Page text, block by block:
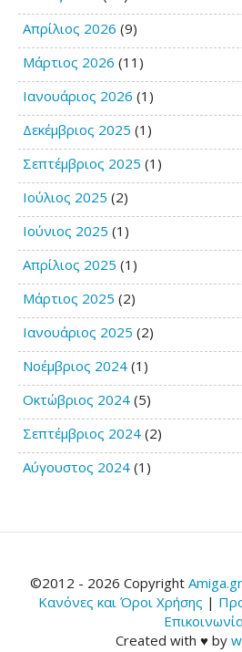
Απρίλιος 2026 (9)
Μάρτιος 2026 (11)
Ιανουάριος 2026 (1)
Δεκέμβριος 2025 (1)
Σεπτέμβριος 2025 (1)
Ιούλιος 2025 (2)
Ιούνιος 2025 (1)
Απρίλιος 2025 (1)
Μάρτιος 2025 (2)
Ιανουάριος 2025 (2)
Νοέμβριος 2024 (1)
Οκτώβριος 2024 (5)
Σεπτέμβριος 2024 (2)
Αύγουστος 2024 (1)
©2012 - 2026 Copyright Amiga.gr
Κανόνες και Όροι Χρήσης |
Created with ♥ by